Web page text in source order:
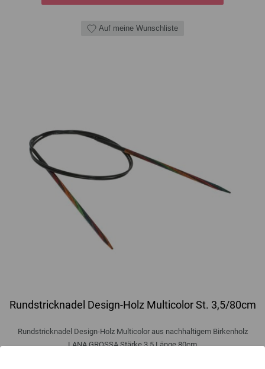
Auf meine Wunschliste
Rundstricknadel Design-Holz Multicolor St. 3,5/80cm
Rundstricknadel Design-Holz Multicolor aus nachhaltigem Birkenholz
LANA GROSSA Stärke 3,5 Länge 80cm